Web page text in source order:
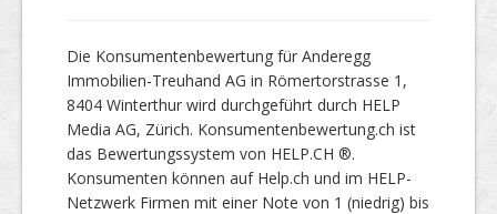
Die Konsumentenbewertung für Anderegg
Immobilien-Treuhand AG in Römertorstrasse 1,
8404 Winterthur wird durchgeführt durch HELP
Media AG, Zürich. Konsumentenbewertung.ch ist
das Bewertungssystem von HELP.CH ®.
Konsumenten können auf Help.ch und im HELP-
Netzwerk Firmen mit einer Note von 1 (niedrig) bis